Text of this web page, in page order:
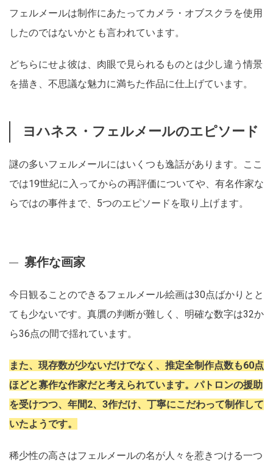
フェルメールは制作にあたってカメラ・オブスクラを使用
したのではないかとも言われています。
どちらにせよ彼は、肉眼で見られるものとは少し違う情景
を描き、不思議な魅力に満ちた作品に仕上げています。
ヨハネス・フェルメールのエピソード
謎の多いフェルメールにはいくつも逸話があります。ここ
では19世紀に入ってからの再評価についてや、有名作家な
らではの事件まで、5つのエピソードを取り上げます。
寡作な画家
今日観ることのできるフェルメール絵画は30点ばかりとと
ても少ないです。真贋の判断が難しく、明確な数字は32か
ら36点の間で揺れています。
また、現存数が少ないだけでなく、推定全制作点数も60点
ほどと寡作な作家だと考えられています。パトロンの援助
を受けつつ、年間2、3作だけ、丁寧にこだわって制作して
いたようです。
稀少性の高さはフェルメールの名が人々を惹きつける一つ